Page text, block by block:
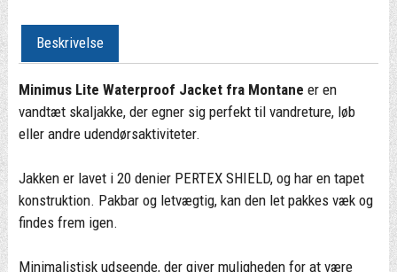
Beskrivelse
Minimus Lite Waterproof Jacket fra Montane er en
vandtæt skaljakke, der egner sig perfekt til vandreture, løb
eller andre udendørsaktiviteter.
Jakken er lavet i 20 denier PERTEX SHIELD, og har en tapet
konstruktion. Pakbar og letvægtig, kan den let pakkes væk og
findes frem igen.
Minimalistisk udseende, der giver muligheden for at være